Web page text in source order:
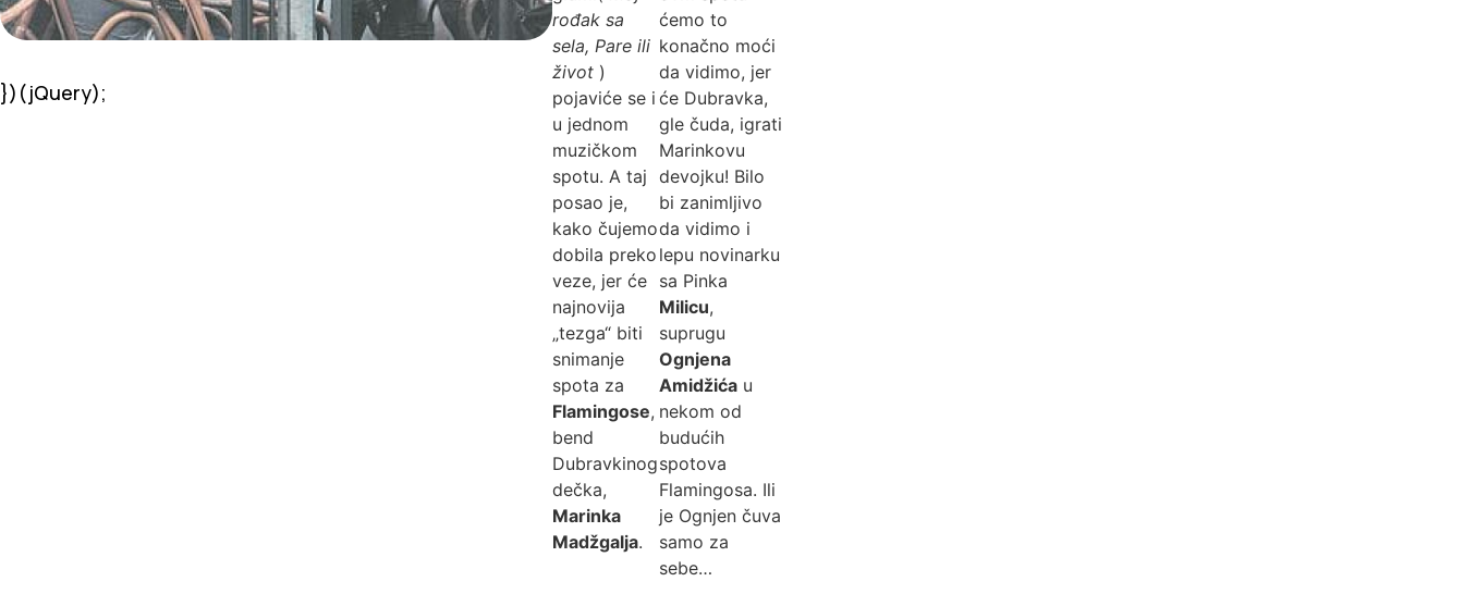
})(jQuery);
rođak sa
sela, Pare ili
život )
pojaviće se i
u jednom
muzičkom
spotu. A taj
posao je,
kako čujemo
dobila preko
veze, jer će
najnovija
„tezga“ biti
snimanje
spota za
Flamingose,
bend
Dubravkinog
dečka,
Marinka
Madžgalja.
ćemo to
konačno moći
da vidimo, jer
će Dubravka,
gle čuda, igrati
Marinkovu
devojku! Bilo
bi zanimljivo
da vidimo i
lepu novinarku
sa Pinka
Milicu,
suprugu
Ognjena
Amidžićau
nekom od
budućih
spotova
Flamingosa. Ili
je Ognjen čuva
samo za
sebe…